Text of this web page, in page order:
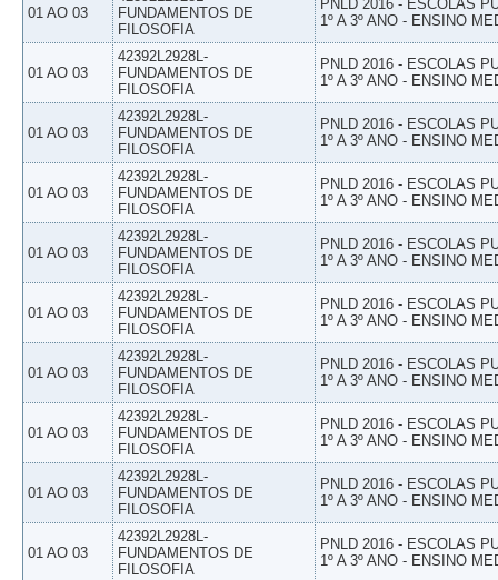
01 AO 03
FUNDAMENTOS DE
FILOSOFIA
PNLD 2016 - ESCOLAS
1º A 3º ANO - ENSINO
01 AO 03
42392L2928L-
FUNDAMENTOS DE
FILOSOFIA
PNLD 2016 - ESCOLAS
1º A 3º ANO - ENSINO
01 AO 03
42392L2928L-
FUNDAMENTOS DE
FILOSOFIA
PNLD 2016 - ESCOLAS
1º A 3º ANO - ENSINO
01 AO 03
42392L2928L-
FUNDAMENTOS DE
FILOSOFIA
PNLD 2016 - ESCOLAS
1º A 3º ANO - ENSINO
01 AO 03
42392L2928L-
FUNDAMENTOS DE
FILOSOFIA
PNLD 2016 - ESCOLAS
1º A 3º ANO - ENSINO
01 AO 03
42392L2928L-
FUNDAMENTOS DE
FILOSOFIA
PNLD 2016 - ESCOLAS
1º A 3º ANO - ENSINO
01 AO 03
42392L2928L-
FUNDAMENTOS DE
FILOSOFIA
PNLD 2016 - ESCOLAS
1º A 3º ANO - ENSINO
01 AO 03
42392L2928L-
FUNDAMENTOS DE
FILOSOFIA
PNLD 2016 - ESCOLAS
1º A 3º ANO - ENSINO
01 AO 03
42392L2928L-
FUNDAMENTOS DE
FILOSOFIA
PNLD 2016 - ESCOLAS
1º A 3º ANO - ENSINO
01 AO 03
42392L2928L-
FUNDAMENTOS DE
FILOSOFIA
PNLD 2016 - ESCOLAS
1º A 3º ANO - ENSINO